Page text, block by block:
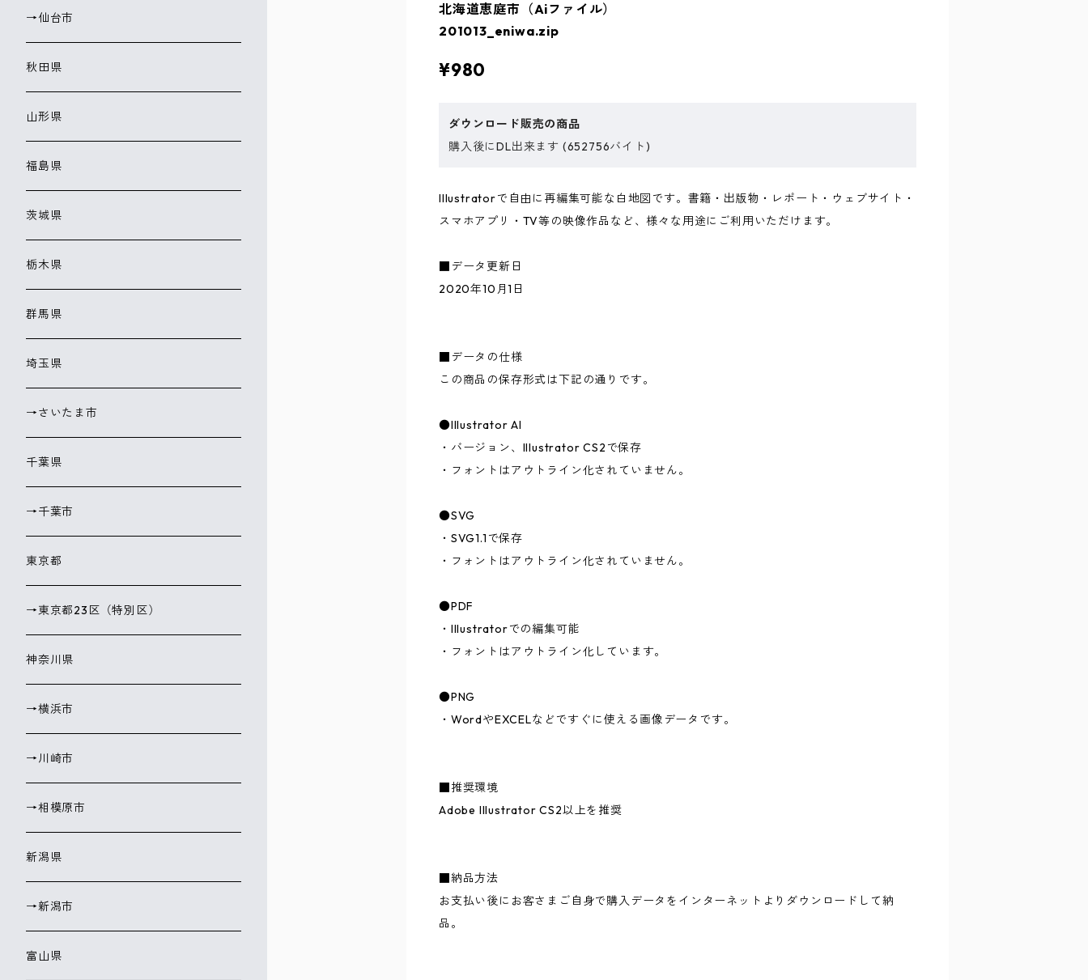
北海道恵庭市（Aiファイル）
201013_eniwa.zip
¥980
ダウンロード販売の商品
購入後にDL出来ます (652756バイト)
Illustratorで自由に再編集可能な白地図です。書籍・出版物・レポート・ウェブサイト・
スマホアプリ・TV等の映像作品など、様々な用途にご利用いただけます。
■データ更新日
2020年10月1日
■データの仕様
この商品の保存形式は下記の通りです。
●Illustrator AI
・バージョン、Illustrator CS2で保存
・フォントはアウトライン化されていません。
●SVG
・SVG1.1で保存
・フォントはアウトライン化されていません。
●PDF
・Illustratorでの編集可能
・フォントはアウトライン化しています。
●PNG
・WordやEXCELなどですぐに使える画像データです。
■推奨環境
Adobe Illustrator CS2以上を推奨
■納品方法
お支払い後にお客さまご自身で購入データをインターネットよりダウンロードして納
品。
→仙台市
秋田県
山形県
福島県
茨城県
栃木県
群馬県
埼玉県
→さいたま市
千葉県
→千葉市
東京都
→東京都23区（特別区）
神奈川県
→横浜市
→川崎市
→相模原市
新潟県
→新潟市
富山県